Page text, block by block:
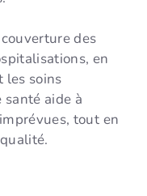
des
en
les soins
aide à
tout en